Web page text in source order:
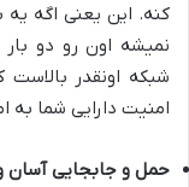
کنه. این یعنی اگه
نمیشه اون رو دو
شبکه اونقدر
امنیت دارایی شما
حمل و جابجایی آسان